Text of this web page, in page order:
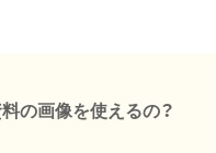
の画像を使えるの？